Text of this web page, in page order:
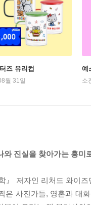
즈 유리컵
월 31일
예
소
와 진실을 찾아가는 흥미
』 저자인 리처드 와이
은 사진가들, 영혼과 대